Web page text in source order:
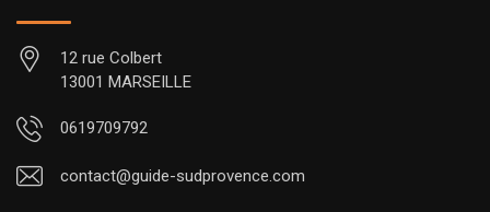
12 rue Colbert
13001 MARSEILLE
0619709792
contact@guide-sudprovence.com